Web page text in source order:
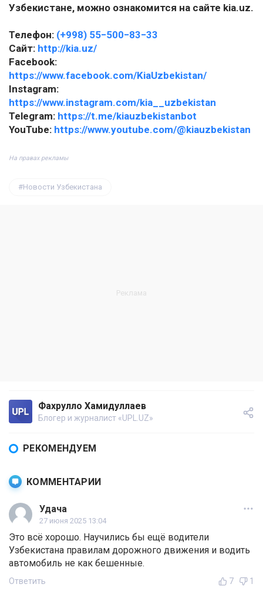
Узбекистане, можно ознакомится на сайте kia.uz.
Телефон: (+998) 55−500−83−33
Сайт: http://kia.uz/
Facebook:
https://www.facebook.com/KiaUzbekistan/
Instagram:
https://www.instagram.com/kia__uzbekistan
Telegram: https://t.me/kiauzbekistanbot
YouTube: https://www.youtube.com/@kiauzbekistan
На правах рекламы
Новости Узбекистана
Фахрулло Хамидуллаев
Блогер и журналист «UPL.UZ»
РЕКОМЕНДУЕМ
КОММЕНТАРИИ
Удача
27 июня 2025 13:04
Это всё хорошо. Научились бы ещё водители
Узбекистана правилам дорожного движения и водить
автомобиль не как бешенные.
Ответить 7 1